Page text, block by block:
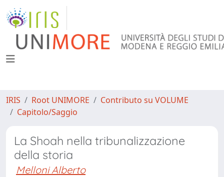
IRIS Root UNIMORE
Contributo su VOLUME
Capitolo/Saggio
La Shoah nella tribunalizzazione
della storia
Melloni Alberto